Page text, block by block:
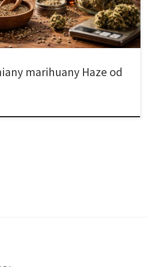
Haze oznacza sativowy temperament,
marihuany Haze od